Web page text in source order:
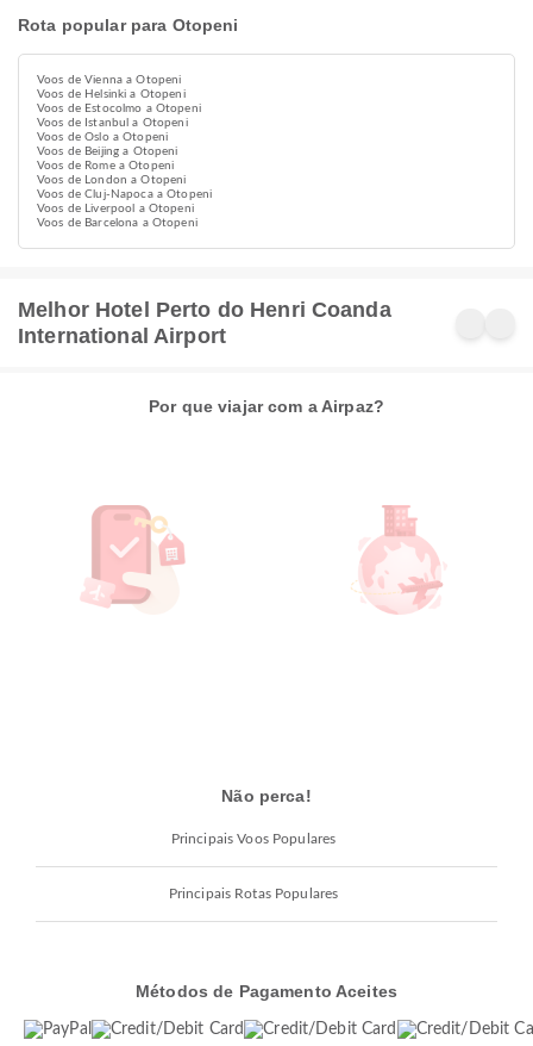
Rota popular para Otopeni
Voos de Vienna a Otopeni
Voos de Helsinki a Otopeni
Voos de Estocolmo a Otopeni
Voos de Istanbul a Otopeni
Voos de Oslo a Otopeni
Voos de Beijing a Otopeni
Voos de Rome a Otopeni
Voos de London a Otopeni
Voos de Cluj-Napoca a Otopeni
Voos de Liverpool a Otopeni
Voos de Barcelona a Otopeni
Melhor Hotel Perto do Henri Coanda
International Airport
Por que viajar com a Airpaz?
Não perca!
Principais Voos Populares
Principais Rotas Populares
Métodos de Pagamento Aceites